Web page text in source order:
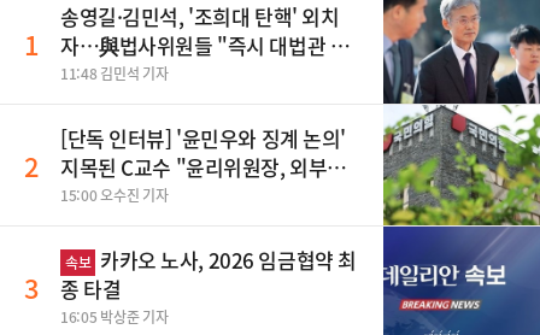
1
송영길·김민석, '조희대 탄핵' 외치
자…與법사위원들 "즉시 대법관 제
청하라"
11:48 김민석 기자
2
[단독 인터뷰] '윤민우와 징계 논의'
지목된 C교수 "윤리위원장, 외부와
논의 잘못된 행위"
15:00 오수진 기자
3
속보 카카오 노사, 2026 임금협약 최
종 타결
16:05 박상준 기자